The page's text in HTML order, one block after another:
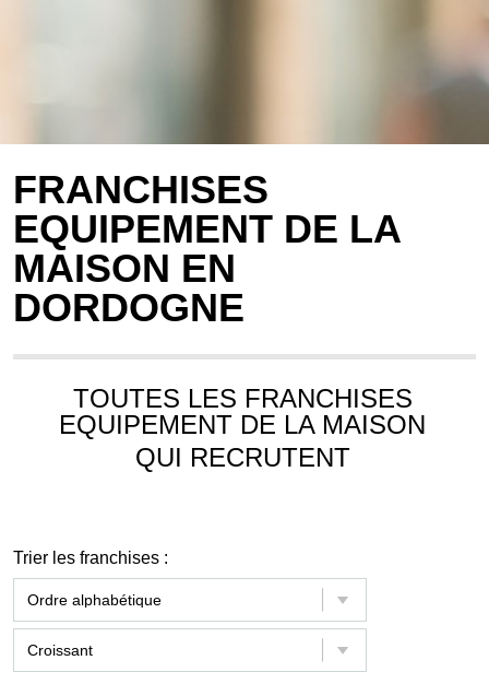
FRANCHISES
EQUIPEMENT DE LA
MAISON EN
DORDOGNE
TOUTES LES FRANCHISES
EQUIPEMENT DE LA MAISON
QUI RECRUTENT
Trier les franchises :